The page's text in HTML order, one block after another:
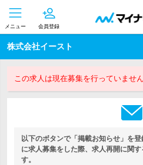
メニュー 会員登録
株式会社イースト
この求人は現在募集を行っていません
以下のボタンで「掲載お知らせ」を
に求人募集をした際、求人再開に関
す。